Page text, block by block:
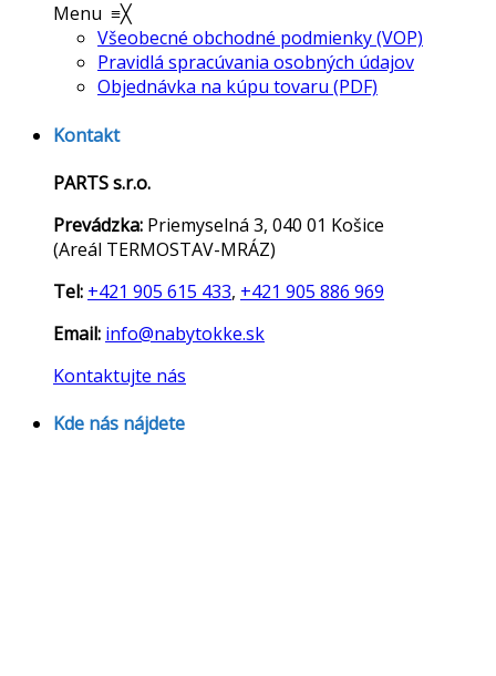
Menu ≡╳
Všeobecné obchodné podmienky (VOP)
Pravidlá spracúvania osobných údajov
Objednávka na kúpu tovaru (PDF)
Kontakt
PARTS s.r.o.
Prevádzka: Priemyselná 3, 040 01 Košice
(Areál TERMOSTAV-MRÁZ)
Tel: +421 905 615 433, +421 905 886 969
Email: info@nabytokke.sk
Kontaktujte nás
Kde nás nájdete